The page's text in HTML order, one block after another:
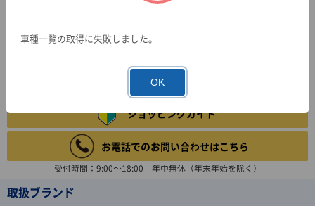
ショッピングガイド
お電話でのお問い合わせはこちら
受付時間：9:00～18:00 年中無休（年末年始を除く）
取扱ブランド
車種一覧の取得に失敗しました。
OK